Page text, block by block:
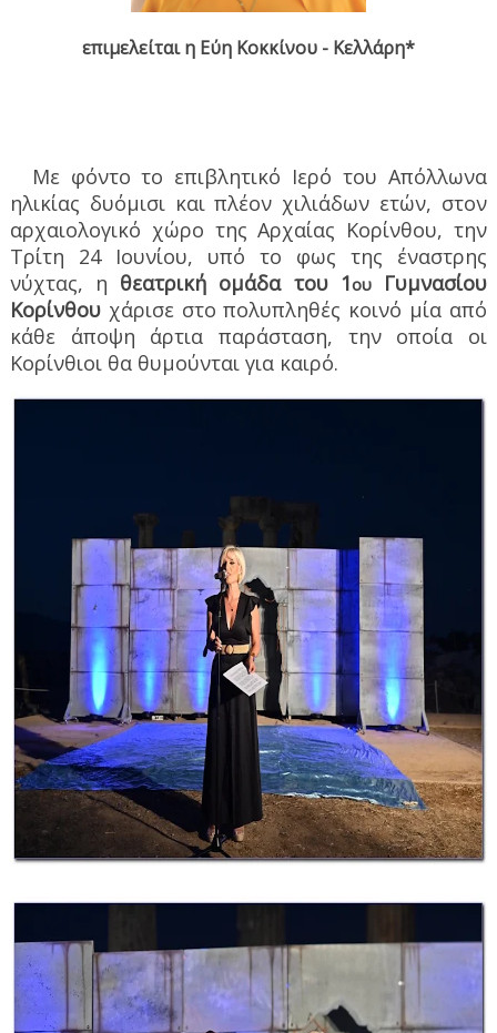
επιμελείται η Εύη Κοκκίνου - Κελλάρη*
Με φόντο το επιβλητικό Ιερό του Απόλλωνα
ηλικίας δυόμισι και πλέον χιλιάδων ετών, στον
αρχαιολογικό χώρο της Αρχαίας Κορίνθου, την
Τρίτη 24 Ιουνίου, υπό το φως της έναστρης
νύχτας, η θεατρική ομάδα του 1ουΓυμνασίου
Κορίνθουχάρισε στο πολυπληθές κοινό μία από
κάθε άποψη άρτια παράσταση, την οποία οι
Κορίνθιοι θα θυμούνται για καιρό.